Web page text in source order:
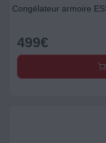
Congélateur armoire
499€